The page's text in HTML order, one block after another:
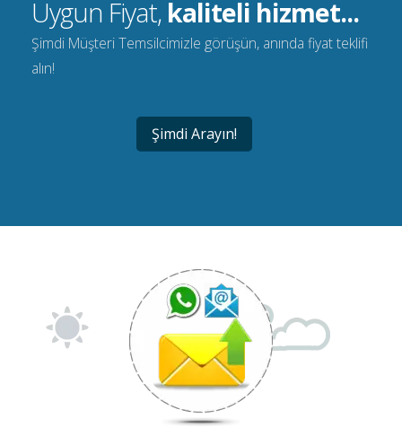
Uygun Fiyat, kaliteli hizmet...
Şimdi Müşteri Temsilcimizle görüşün, anında fiyat teklifi
alın!
Şimdi Arayın!